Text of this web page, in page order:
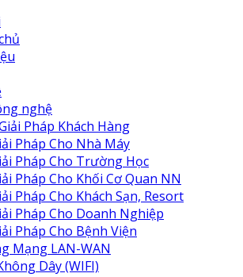
nghệ
Pháp Khách Hàng
Pháp Cho Nhà Máy
Pháp Cho Trường Học
Pháp Cho Khối Cơ Quan NN
Pháp Cho Khách Sạn, Resort
Pháp Cho Doanh Nghiệp
Pháp Cho Bệnh Viện
Mạng LAN-WAN
Dây (WIFI)